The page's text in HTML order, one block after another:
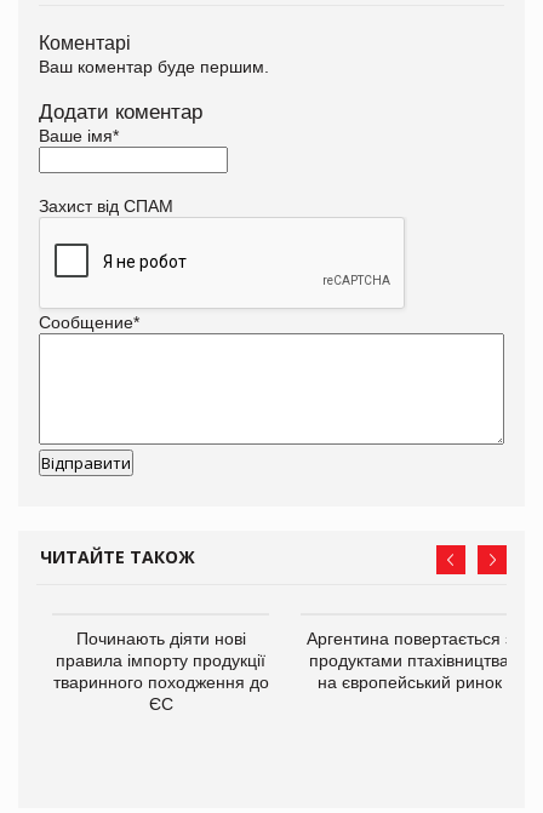
Коментарі
Ваш коментар буде першим.
Додати коментар
Ваше імя*
Захист від СПАМ
Сообщение*
ЧИТАЙТЕ ТАКОЖ
Починають діяти нові
правила імпорту продукції
тваринного походження до
ЄС
Аргентина повертається з
продуктами птахівництва
на європейський ринок